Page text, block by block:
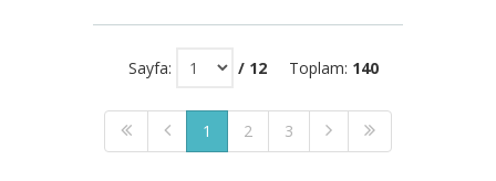
Sayfa: / 12 Toplam: 140
1 2 3